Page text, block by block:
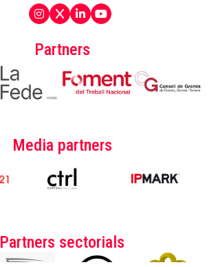
Partners
Media partners
Partners sectorials